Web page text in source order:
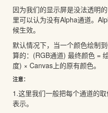
因为我们的显示屏是没法透明
里可以认为没有Alpha通道。
候生效。
默认情况下，当一个颜色绘制
算的：(RGB通道) 最终颜色 =
度) × Canvas上的原有颜色。
注意：
1.这里我们一般把每个通道的
表示。